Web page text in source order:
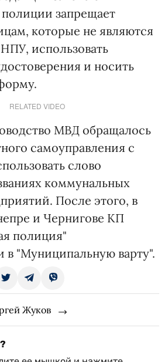
запрещает
которые не являются
использовать
и носить
RELATED VIDEO
МВД обращалось
самоуправления с
слово
коммунальных
После этого, в
и Чернигове КП
полиция"
в "Муниципальную варту".
Жуков